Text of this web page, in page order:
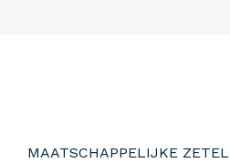
MAATSCHAPPELIJKE ZETEL